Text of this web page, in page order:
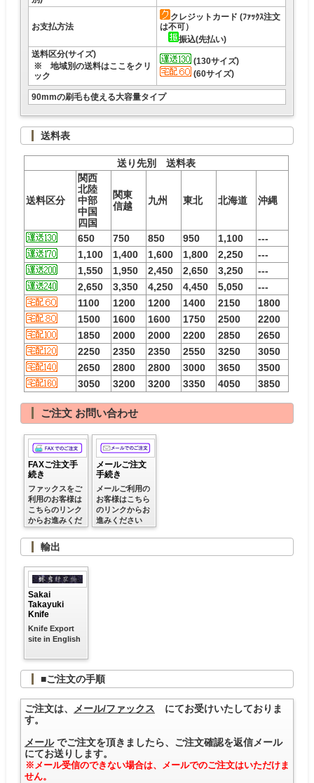
お支払方法
クレジットカード (ﾌｧｯｸｽ注文
は不可）
振込(先払い)
送料区分(サイズ)
※ 地域別の送料はここをクリ
ック
(130サイズ)
(60サイズ)
90mmの刷毛も使える大容量タイプ
送料表
送り先別 送料表
送料区分
関西
北陸
中部
中国
四国
関東
信越
九州 東北 北海道 沖縄
650 750 850 950 1,100
---
1,100
1,400 1,600 1,800 2,250
---
1,550
1,950 2,450 2,650 3,250
---
2,650
3,350 4,250 4,450 5,050
---
1100
1200 1200 1400 2150
1800
1500
1600 1600 1750 2500
2200
1850
2000 2000 2200 2850
2650
2250
2350 2350 2550 3250
3050
2650
2800 2800 3000 3650
3500
3050
3200 3200 3350 4050 3850
ご注文 お問い合わせ
FAXご注文手
続き
ファックスをご
利用のお客様は
こちらのリンク
からお進みくだ
さい
メールご注文
手続き
メールご利用の
お客様はこちら
のリンクからお
進みください
※クレジット決
済ご利用可
輸出
Sakai
Takayuki
Knife
Knife Export
site in English
■ご注文の手順
ご注文は、 メール/ファックス にてお受けいたしておりま
す。
メールでご注文を頂きましたら、ご注文確認を返信メール
にてお送りします。
※メール受信のできない場合は、メールでのご注文はいただけま
せん。